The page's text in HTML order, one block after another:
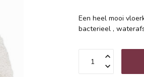
Een heel mooi
bacterieel ,